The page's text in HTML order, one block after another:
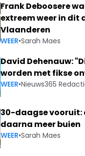
Frank Deboosere
extreem weer in dit
Vlaanderen
WEER•Sarah Maes
David Dehenauw:
worden met fikse
WEER•Nieuws365
30-daagse vooruit:
daarna meer buien
WEER•Sarah Maes